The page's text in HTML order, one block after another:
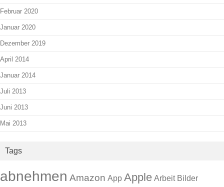
Februar 2020
Januar 2020
Dezember 2019
April 2014
Januar 2014
Juli 2013
Juni 2013
Mai 2013
Tags
abnehmen Amazon App Apple Arbeit Bilder